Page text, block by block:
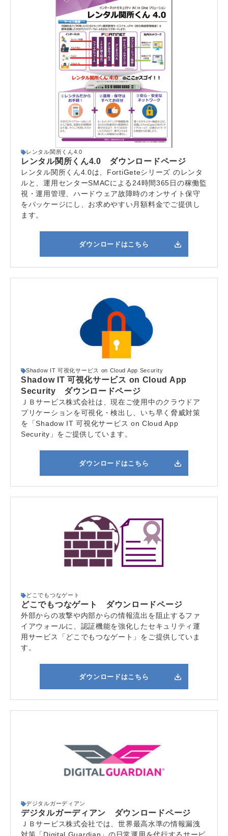
レンタル関所くん4.0
レンタル関所くん4.0 ダウンロードページ
レンタル関所くん4.0は、FortiGeteシリーズ のレンタ
ルと、運用センターSMACによる24時間365日の稼働監
視・運用管理、ハードウェア故障時のオンサイト保守
をパッケージにし、お求めやすい月額料金でご提供し
ます。
ダウンロードはこちら
Shadow IT 可視化サービス on Cloud App Security
Shadow IT 可視化サービス on Cloud App
Security ダウンロードページ
ＪＢサービス株式会社は、現在ご使用中のクラウドア
プリケーションを可視化・検出し、いち早く脅威対策
を「Shadow IT 可視化サービス on Cloud App
Security」をご提供しています。
ダウンロードはこちら
どこでもつなゲート
どこでもつなゲート ダウンロードページ
外部からの攻撃や内部からの情報流出を阻止するファ
イアウォールに、認証機能を強化したセキュリティ運
用サービス「どこでもつなゲート」をご提供していま
す。
ダウンロードはこちら
デジタルガーディアン
デジタルガーディアン ダウンロードページ
ＪＢサービス株式会社では、世界最高水準の情報漏洩
対策 「Digital Guardian」の日常運用を代行するサービ